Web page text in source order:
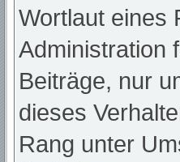
Wortlaut eines
Administration
Beiträge, nur
dieses
Rang unter